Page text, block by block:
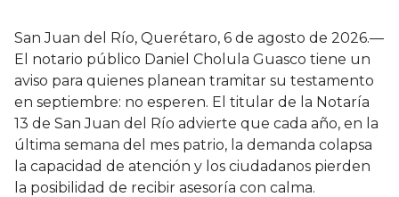
San Juan del Río, Querétaro, 6 de agosto de 2026.—
El notario público Daniel Cholula Guasco tiene un
aviso para quienes planean tramitar su testamento
en septiembre: no esperen. El titular de la Notaría
13 de San Juan del Río advierte que cada año, en la
última semana del mes patrio, la demanda colapsa
la capacidad de atención y los ciudadanos pierden
la posibilidad de recibir asesoría con calma.